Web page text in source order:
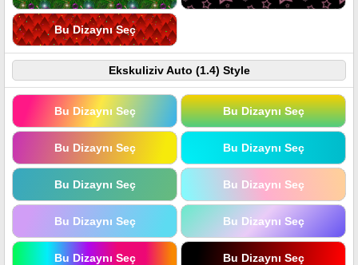
Bu Dizaynı Seç
Ekskuliziv Auto (1.4) Style
Bu Dizaynı Seç Bu Dizaynı Seç
Bu Dizaynı Seç Bu Dizaynı Seç
Bu Dizaynı Seç Bu Dizaynı Seç
Bu Dizaynı Seç Bu Dizaynı Seç
Bu Dizaynı Seç Bu Dizaynı Seç